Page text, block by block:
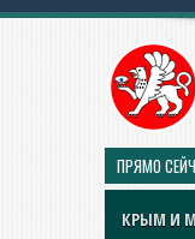
ПРЯМО
КРЫМ И